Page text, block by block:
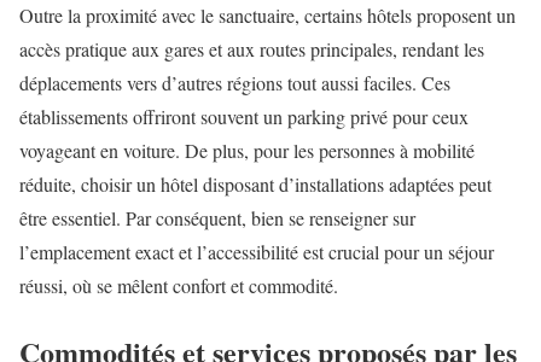
Outre la proximité avec le sanctuaire, certains hôtels proposent un
accès pratique aux gares et aux routes principales, rendant les
déplacements vers d’autres régions tout aussi faciles. Ces
établissements offriront souvent un parking privé pour ceux
voyageant en voiture. De plus, pour les personnes à mobilité
réduite, choisir un hôtel disposant d’installations adaptées peut
être essentiel. Par conséquent, bien se renseigner sur
l’emplacement exact et l’accessibilité est crucial pour un séjour
réussi, où se mêlent confort et commodité.
Commodités et services proposés par les